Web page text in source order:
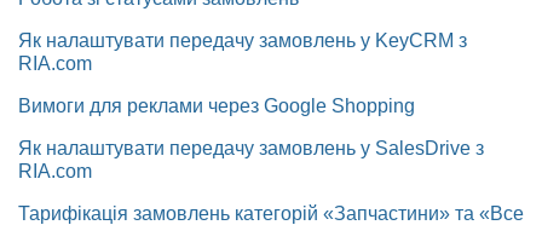
Як налаштувати передачу замовлень у KeyCRM з
RIA.com
Вимоги для реклами через Google Shopping
Як налаштувати передачу замовлень у SalesDrive з
RIA.com
Тарифікація замовлень категорій «Запчастини» та «Все